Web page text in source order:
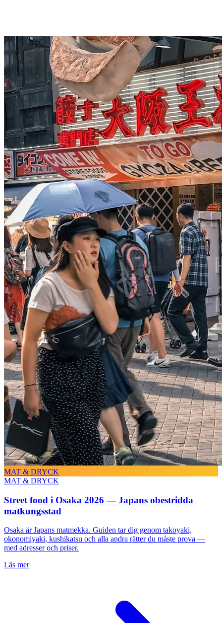
MAT & DRYCK
MAT & DRYCK
Street food i Osaka 2026 — Japans obestridda
matkungsstad
Osaka är Japans matmekka. Guiden tar dig genom takoyaki,
okonomiyaki, kushikatsu och alla andra rätter du måste prova —
med adresser och priser.
Läs mer